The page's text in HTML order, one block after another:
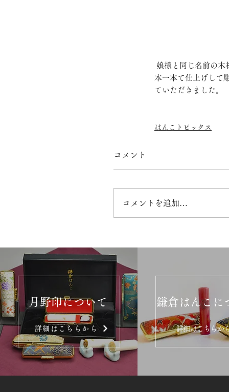
本一本て仕上げして
ていただきました。
はんこトピックス
コメント
コメントを追加…
月野印について
詳細はこちらから
鎌倉はんこに
詳細はこちらか